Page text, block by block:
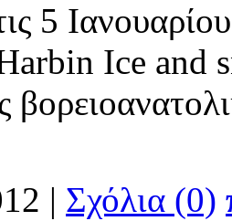
5
Ice and
| Σχόλια (0)